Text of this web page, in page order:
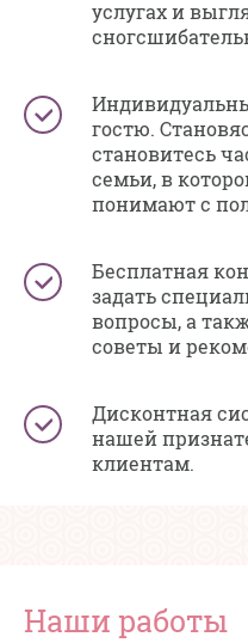
услугах и
гостю.
становитесь
семьи, в
понимают с
Бесплатная
задать
вопросы, а
советы и
Дисконтная
нашей
клиентам.
Наши работы